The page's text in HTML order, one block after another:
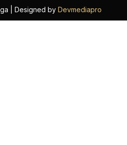
| Designed by Devmediapro